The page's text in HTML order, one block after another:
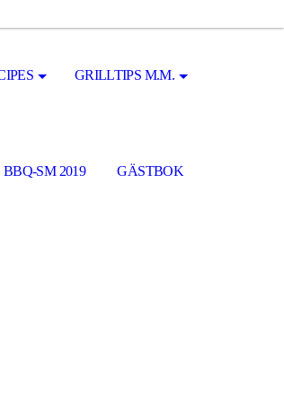
GRILLTIPS M.M.
BBQ-SM 2019 GÄSTBOK